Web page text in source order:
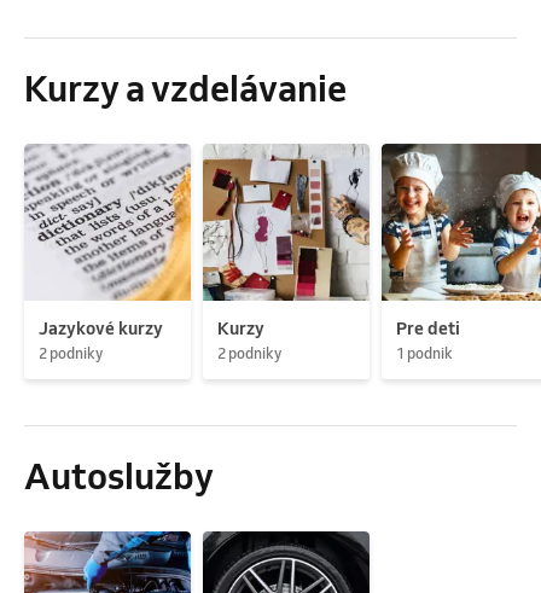
Kurzy a vzdelávanie
Jazykové kurzy
2 podniky
Kurzy
2 podniky
Pre deti
1 podnik
Autoslužby